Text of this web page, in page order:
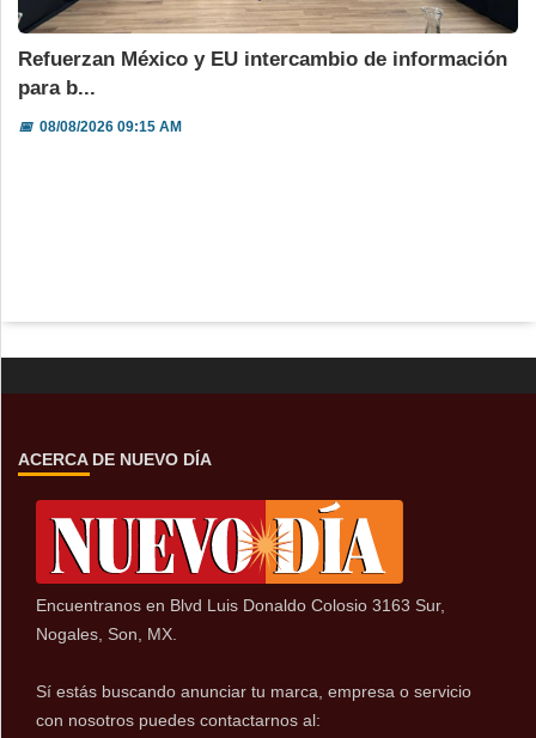
Refuerzan México y EU intercambio de información
para b...
📅08/08/2026 09:15 AM
ACERCA DE NUEVO DÍA
Encuentranos en Blvd Luis Donaldo Colosio 3163 Sur,
Nogales, Son, MX.
Sí estás buscando anunciar tu marca, empresa o servicio
con nosotros puedes contactarnos al: